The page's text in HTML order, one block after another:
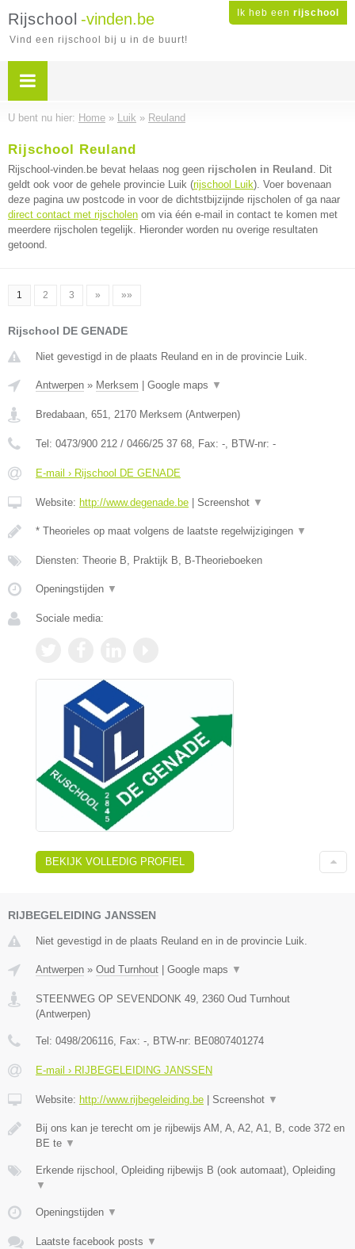
Ik heb een rijschool
Rijschool -vinden.be
Vind een rijschool bij u in de buurt!
U bent nu hier: Home » Luik » Reuland
Rijschool Reuland
Rijschool-vinden.be bevat helaas nog geen rijscholen in Reuland . Dit
geldt ook voor de gehele provincie Luik (rijschool Luik). Voer bovenaan
deze pagina uw postcode in voor de dichtstbijzijnde rijscholen of ga naar
direct contact met rijscholen om via één e-mail in contact te komen met
meerdere rijscholen tegelijk. Hieronder worden nu overige resultaten
getoond.
1 2 3 » »»
Rijschool DE GENADE
Niet gevestigd in de plaats Reuland en in de provincie Luik.
Antwerpen » Merksem Google maps ▼
Bredabaan, 651, 2170 Merksem (Antwerpen)
Tel: 0473/900 212 / 0466/25 37 68, Fax: -, BTW-nr: -
E-mail › Rijschool DE GENADE
Website: http://www.degenade.be Screenshot ▼
* Theorieles op maat volgens de laatste regelwijzigingen ▼
Diensten: Theorie B, Praktijk B, B-Theorieboeken
Openingstijden ▼
Sociale media:
BEKIJK VOLLEDIG PROFIEL
RIJBEGELEIDING JANSSEN
Niet gevestigd in de plaats Reuland en in de provincie Luik.
Antwerpen » Oud Turnhout Google maps ▼
STEENWEG OP SEVENDONK 49, 2360 Oud Turnhout
(Antwerpen)
Tel: 0498/206116, Fax: -, BTW-nr: BE0807401274
E-mail › RIJBEGELEIDING JANSSEN
Website: http://www.rijbegeleiding.be Screenshot ▼
Bij ons kan je terecht om je rijbewijs AM, A, A2, A1, B, code 372 en
BE te ▼
Erkende rijschool, Opleiding rijbewijs B (ook automaat), Opleiding
▼
Openingstijden ▼
Laatste facebook posts ▼